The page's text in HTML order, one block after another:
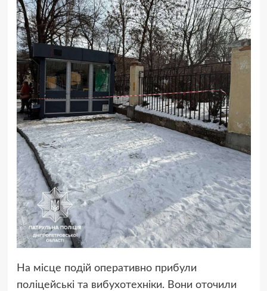
На місце подій оперативно прибули
поліцейські та вибухотехніки. Вони оточили